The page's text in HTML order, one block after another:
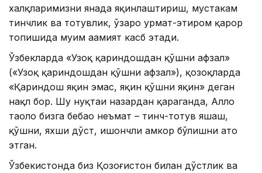
халқларимизни янада яқинлаштириш, мустаҳкам
тинчлик ва тотувлик, ўзаро ҳурмат-эҳтиром қарор
топишида муҳим аҳамият касб этади.
Ўзбекларда «Узоқ қариндошдан қўшни афзал»
(«Узоқ қариндошдан қўшни афзал»), қозоқларда
«Қариндош яқин эмас, яқин қўшни яқин» деган
нақл бор. Шу нуқтаи назардан қараганда, Аллоҳ
таоло бизга бебаҳо неъмат – тинч-тотув яшаш,
қўшни, яхши дўст, ишончли ҳамкор бўлишни ато
этган.
Ўзбекистонда биз Қозоғистон билан дўстлик ва